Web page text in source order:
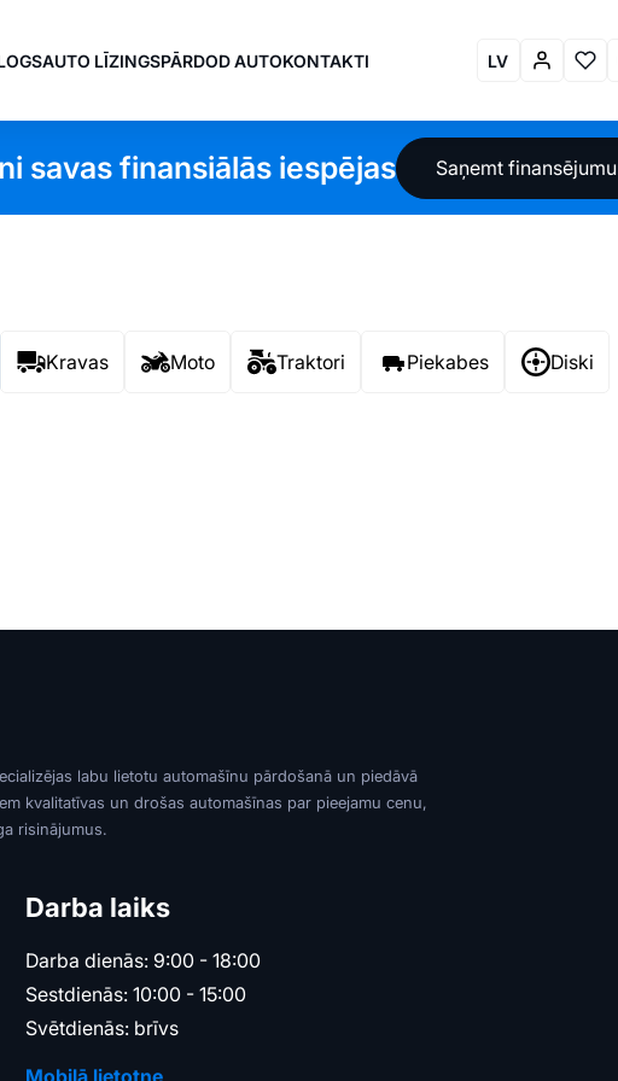
AUTO LĪZINGSPĀRDOD AUTOKONTAKTI LV
savas finansiālās iespējas Saņemt finansējumu
Kravas Moto Traktori Piekabes Diski
labu lietotu automašīnu pārdošanā un piedāvā
kvalitatīvas un drošas automašīnas par pieejamu cenu,
risinājumus.
Darba laiks
Darba dienās: 9:00 - 18:00
Sestdienās: 10:00 - 15:00
Svētdienās: brīvs
Mobilā lietotne